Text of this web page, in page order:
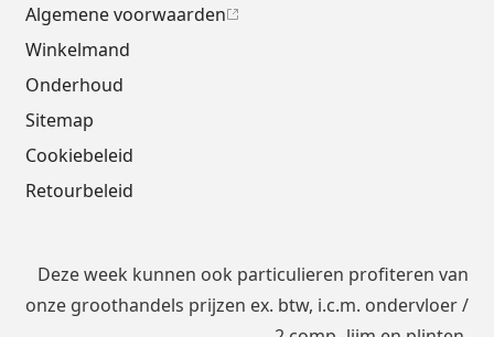
Algemene voorwaarden
Winkelmand
Onderhoud
Sitemap
Cookiebeleid
Retourbeleid
Deze week kunnen ook particulieren profiteren van
onze groothandels prijzen ex. btw, i.c.m. ondervloer/